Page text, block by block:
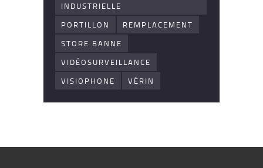
INDUSTRIELLE
PORTILLON
REMPLACEMENT
STORE BANNE
VIDÉOSURVEILLANCE
VISIOPHONE
VÉRIN